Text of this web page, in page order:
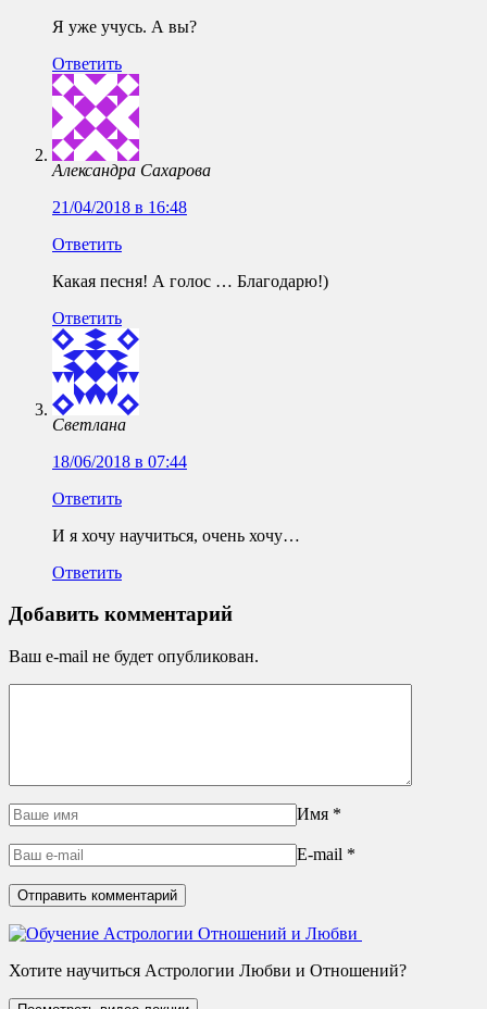
Я уже учусь. А вы?
Ответить
Александра Сахарова
21/04/2018 в 16:48
Ответить
Какая песня! А голос … Благодарю!)
Ответить
Светлана
18/06/2018 в 07:44
Ответить
И я хочу научиться, очень хочу…
Ответить
Добавить комментарий
Ваш e-mail не будет опубликован.
Имя *
E-mail *
Хотите научиться Астрологии Любви и Отношений?